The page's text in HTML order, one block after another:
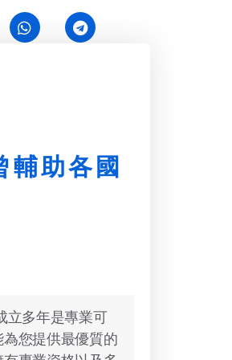
輔助各國
立多年是專業可
您提供最優質的